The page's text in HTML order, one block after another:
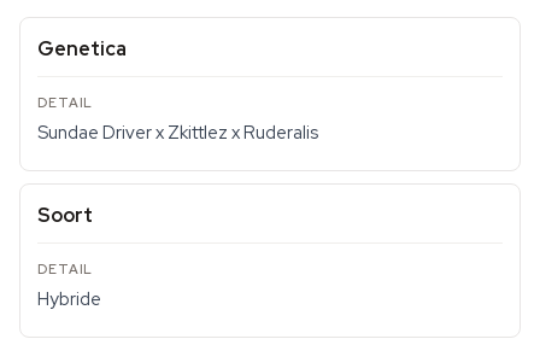
Genetica
Sundae Driver x Zkittlez x Ruderalis
Soort
Hybride